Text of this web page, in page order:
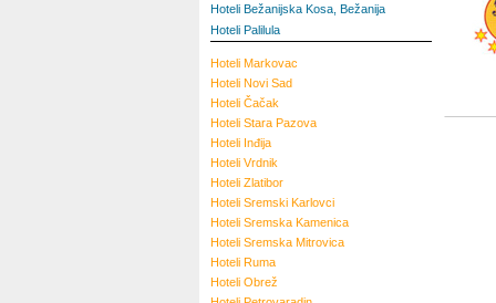
Hoteli Bežanijska Kosa, Bežanija
Hoteli Palilula
Hoteli Markovac
Hoteli Novi Sad
Hoteli Čačak
Hoteli Stara Pazova
Hoteli Inđija
Hoteli Vrdnik
Hoteli Zlatibor
Hoteli Sremski Karlovci
Hoteli Sremska Kamenica
Hoteli Sremska Mitrovica
Hoteli Ruma
Hoteli Obrež